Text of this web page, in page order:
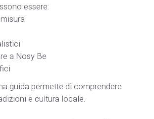
essere:
a Nosy Be
guida permette di comprendere
e cultura locale.